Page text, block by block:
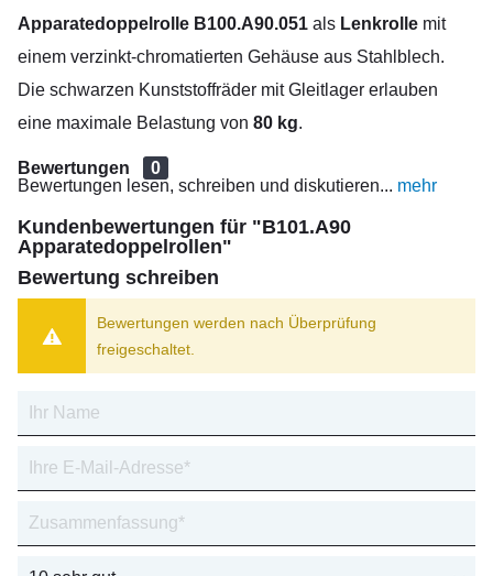
Apparatedoppelrolle B100.A90.051 als Lenkrolle mit
einem verzinkt-chromatierten Gehäuse aus Stahlblech.
Die schwarzen Kunststoffräder mit Gleitlager erlauben
eine maximale Belastung von 80 kg.
Bewertungen
0
Bewertungen lesen, schreiben und diskutieren... mehr
Kundenbewertungen für "B101.A90
Apparatedoppelrollen"
Bewertung schreiben
Bewertungen werden nach Überprüfung
freigeschaltet.